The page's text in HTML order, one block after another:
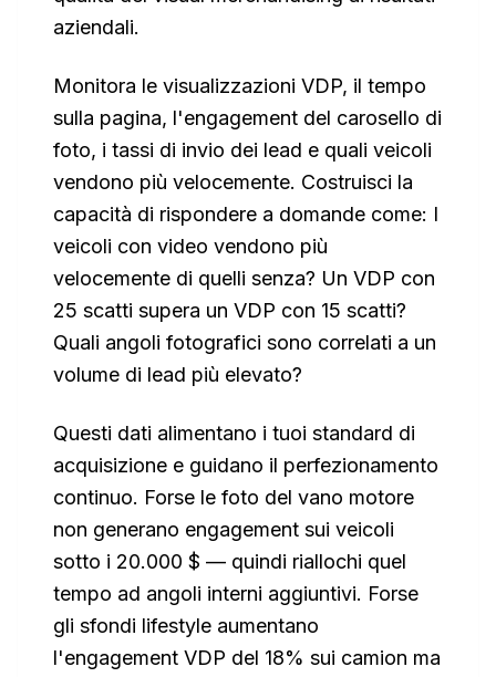
aziendali.
Monitora le visualizzazioni VDP, il tempo
sulla pagina, l'engagement del carosello di
foto, i tassi di invio dei lead e quali veicoli
vendono più velocemente. Costruisci la
capacità di rispondere a domande come: I
veicoli con video vendono più
velocemente di quelli senza? Un VDP con
25 scatti supera un VDP con 15 scatti?
Quali angoli fotografici sono correlati a un
volume di lead più elevato?
Questi dati alimentano i tuoi standard di
acquisizione e guidano il perfezionamento
continuo. Forse le foto del vano motore
non generano engagement sui veicoli
sotto i 20.000 $ — quindi riallochi quel
tempo ad angoli interni aggiuntivi. Forse
gli sfondi lifestyle aumentano
l'engagement VDP del 18% sui camion ma